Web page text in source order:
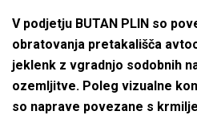
V podjetju BUTAN PLIN so
obratovanja pretakališča
jeklenk z vgradnjo sodobnih
ozemljitve. Poleg vizualne
so naprave povezane s